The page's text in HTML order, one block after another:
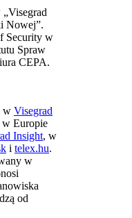
Nowej”.
Security w
Spraw
CEPA.
w Visegrad
w Europie
Insight, w
i telex.hu.
w
od